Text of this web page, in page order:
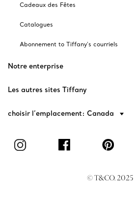
Cadeaux des Fêtes
Catalogues
Abonnement to Tiffany's courriels
Notre enterprise
Les autres sites Tiffany
choisir l’emplacement: Canada
© T&CO. 2025